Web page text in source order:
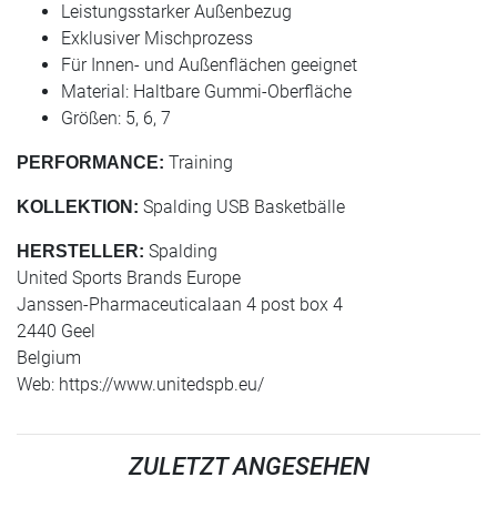
Leistungsstarker Außenbezug
Exklusiver Mischprozess
Für Innen- und Außenflächen geeignet
Material: Haltbare Gummi-Oberfläche
Größen: 5, 6, 7
PERFORMANCE: Training
KOLLEKTION: Spalding USB Basketbälle
HERSTELLER: Spalding
United Sports Brands Europe
Janssen-Pharmaceuticalaan 4 post box 4
2440 Geel
Belgium
Web: https://www.unitedspb.eu/
ZULETZT ANGESEHEN